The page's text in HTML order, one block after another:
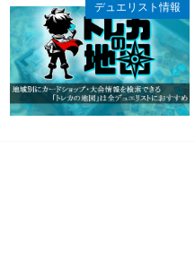
デュエリスト情報